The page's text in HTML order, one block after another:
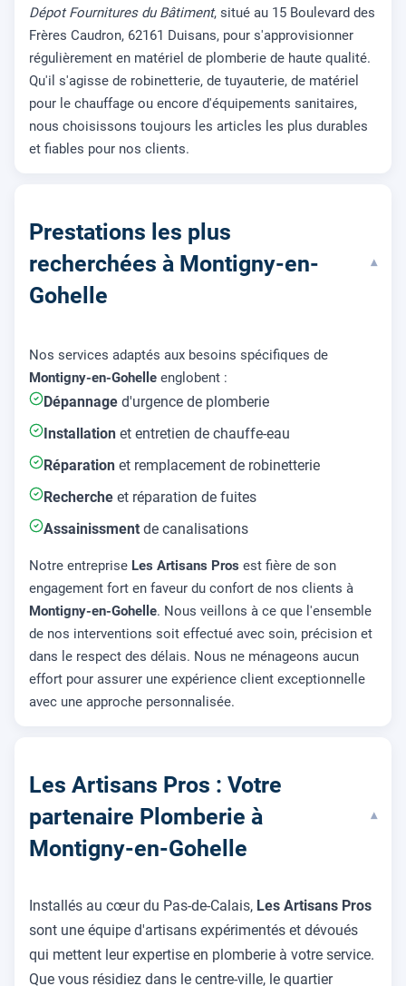
Dépot Fournitures du Bâtiment, situé au 15 Boulevard des
Frères Caudron, 62161 Duisans, pour s'approvisionner
régulièrement en matériel de plomberie de haute qualité.
Qu'il s'agisse de robinetterie, de tuyauterie, de matériel
pour le chauffage ou encore d'équipements sanitaires,
nous choisissons toujours les articles les plus durables
et fiables pour nos clients.
Prestations les plus
recherchées à Montigny-en-
Gohelle
▾
Nos services adaptés aux besoins spécifiques de
Montigny-en-Gohelle englobent :
Dépannage d'urgence de plomberie
Installation et entretien de chauffe-eau
Réparation et remplacement de robinetterie
Recherche et réparation de fuites
Assainissment de canalisations
Notre entreprise Les Artisans Pros est fière de son
engagement fort en faveur du confort de nos clients à
Montigny-en-Gohelle. Nous veillons à ce que l'ensemble
de nos interventions soit effectué avec soin, précision et
dans le respect des délais. Nous ne ménageons aucun
effort pour assurer une expérience client exceptionnelle
avec une approche personnalisée.
Les Artisans Pros : Votre
partenaire Plomberie à
Montigny-en-Gohelle
▾
Installés au cœur du Pas-de-Calais, Les Artisans Pros
sont une équipe d'artisans expérimentés et dévoués
qui mettent leur expertise en plomberie à votre service.
Que vous résidiez dans le centre-ville, le quartier